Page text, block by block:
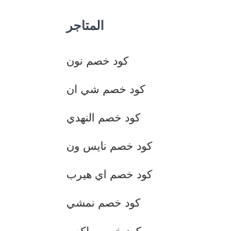
المتاجر
كود خصم نون
كود خصم شي ان
كود خصم النهدي
كود خصم نايس ون
كود خصم اي هيرب
كود خصم نمشي